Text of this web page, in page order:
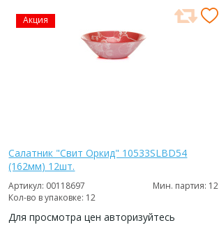
Акция
Салатник "Свит Оркид" 10533SLBD54
(162мм) 12шт.
Артикул: 00118697
Мин. партия: 12
Кол-во в упаковке: 12
Для просмотра цен авторизуйтесь